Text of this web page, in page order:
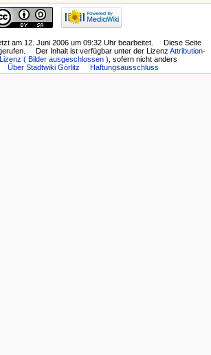
am 12. Juni 2006 um 09:32 Uhr bearbeitet.
Diese Seite
Der Inhalt ist verfügbar unter der LizenzAttribution-
( Bilder ausgeschlossen ) , sofern nicht anders
Über Stadtwiki Görlitz Haftungsausschluss